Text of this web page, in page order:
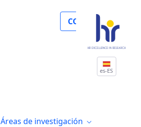
COLABORA
es-ES
Áreas de investigación